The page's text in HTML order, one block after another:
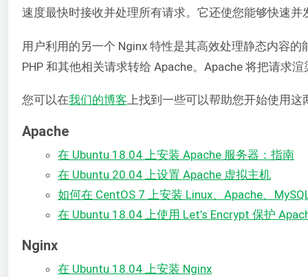
速度最快时接收并处理所有请求。它还使您能够快速
用户利用的另一个 Nginx 特性是其高效处理静态内容
PHP 和其他相关请求转给 Apache。Apache 将把请求
您可以在我们的博客上找到一些可以帮助您开始使用这
Apache
在 Ubuntu 18.04 上安装 Apache 服务器：指南
在 Ubuntu 20.04 上设置 Apache 虚拟主机
如何在 CentOS 7 上安装 Linux、Apache、
在 Ubuntu 18.04 上使用 Let’s Encrypt 保护
Nginx
在 Ubuntu 18.04 上安装 Nginx